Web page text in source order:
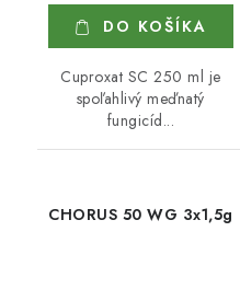
DO KOŠÍKA
Cuproxat SC 250 ml je
spoľahlivý meďnatý
fungicíd...
CHORUS 50 WG 3x1,5g